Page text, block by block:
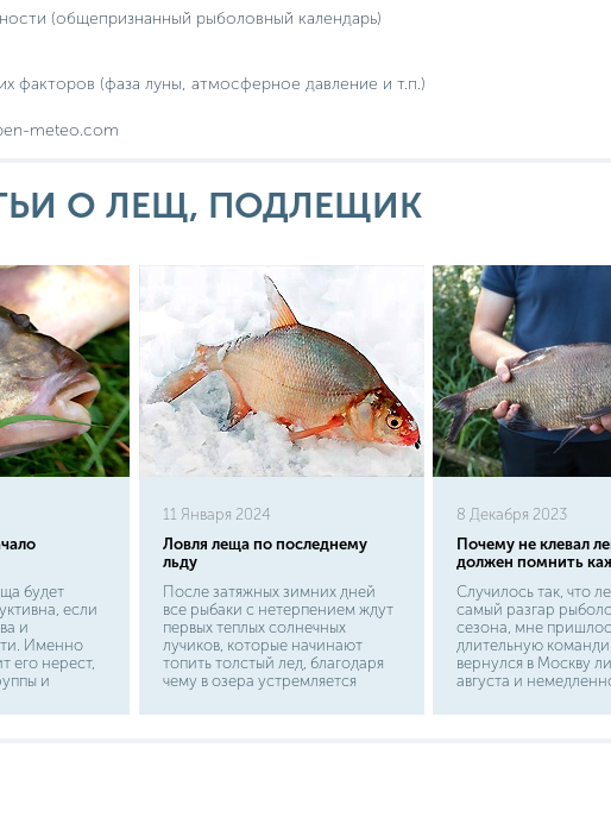
(общепризнанный рыболовный календарь)
факторов (фаза луны, атмосферное давление и т.п.)
meteo.com
О ЛЕЩ, ПОДЛЕЩИК
будет
если
и
Именно
его нерест,
и
11 Января 2024
Ловля леща по последнему
льду
После затяжных зимних дней
все рыбаки с нетерпением ждут
первых теплых солнечных
лучиков, которые начинают
топить толстый лед, благодаря
чему в озера устремляется
обогащенных кислородом. Рыба
8 Декабря 2023
Почему не клевал
должен помнить
Случилось так, что
самый разгар
сезона, мне
длительную
вернулся в Москву
августа и
Ивановичу. Мы